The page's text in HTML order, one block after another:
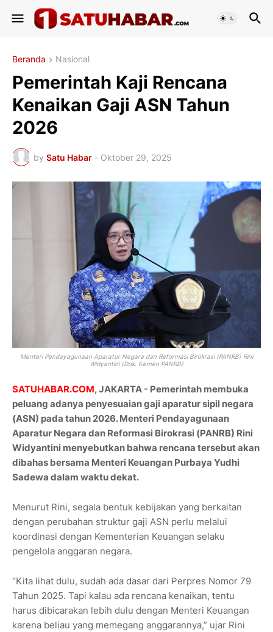
Beranda Nasional
Pemerintah Kaji Rencana
Kenaikan Gaji ASN Tahun
2026
by Satu Habar - Oktober 29, 2025
Menteri Pendayagunaan Aparatur Negara dan Reformasi Birokrasi (PANRB) Rini
Widyantini (Dok. Kemen PANRB)
SATUHABAR.COM, JAKARTA - Pemerintah membuka
peluang adanya penyesuaian gaji aparatur sipil negara
(ASN) pada tahun 2026. Menteri Pendayagunaan
Aparatur Negara dan Reformasi Birokrasi (PANRB) Rini
Widyantini menyebutkan bahwa rencana tersebut akan
dibahas bersama Menteri Keuangan Purbaya Yudhi
Sadewa dalam waktu dekat.
Menurut Rini, segala bentuk kebijakan yang berkaitan
dengan perubahan struktur gaji ASN perlu melalui
koordinasi dengan Kementerian Keuangan selaku
pengelola anggaran negara.
“Kita lihat dulu, sudah ada dasar dari Perpres Nomor 79
Tahun 2025. Tapi kalau ada rencana kenaikan, tentu
harus dibicarakan lebih dulu dengan Menteri Keuangan
karena beliau yang memegang anggarannya,” ujar Rini